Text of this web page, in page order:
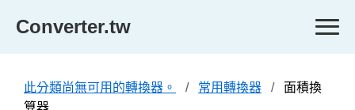
Converter.tw
此分類尚無可用的轉換器。 常用轉換器
面積換
算器